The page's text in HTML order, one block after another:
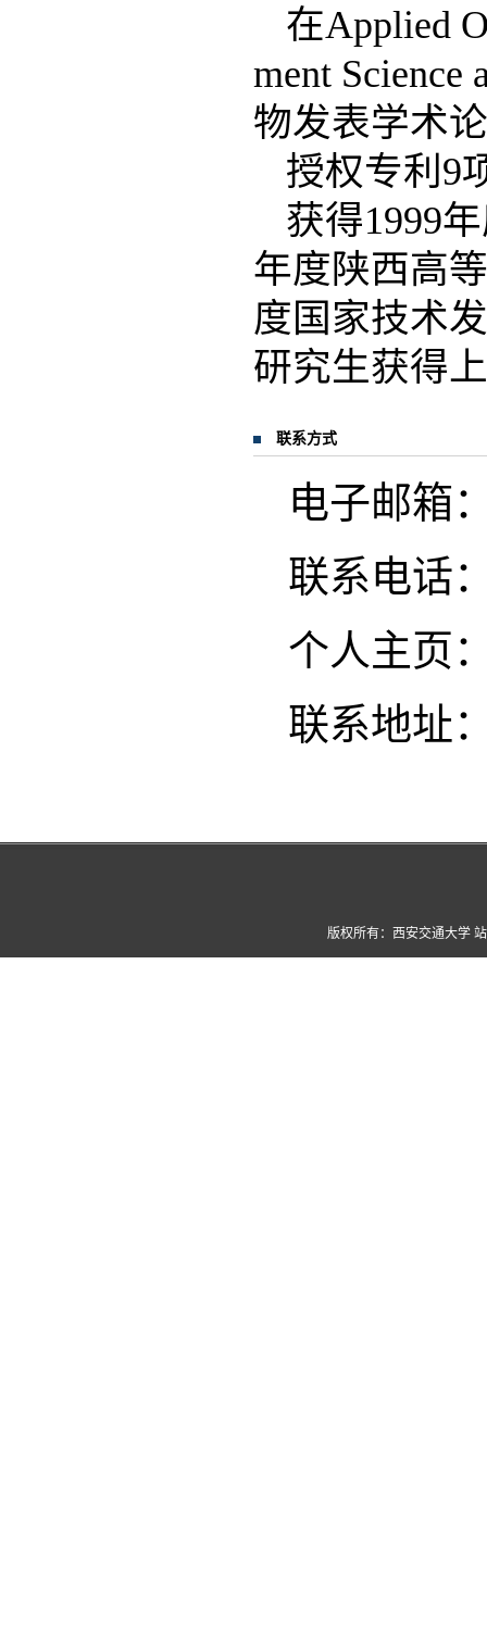
在Applied
ment
物发表学术
授权专利9
获得1999
年度陕西高
度国家技术
研究生获得
联系方式
电子邮箱
联系电话
个人主页
联系地址
版权所有：西安交通大学